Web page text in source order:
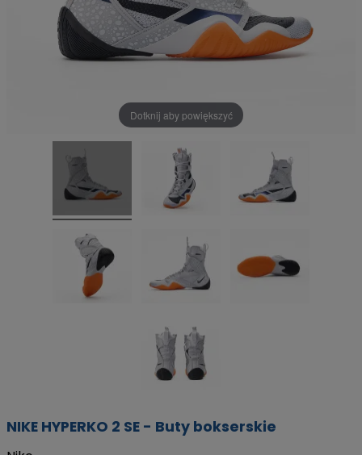
Dotknij aby powiększyć
NIKE HYPERKO 2 SE - Buty bokserskie